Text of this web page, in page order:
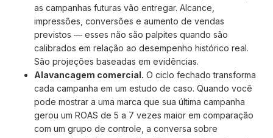
as campanhas futuras vão entregar. Alcance,
impressões, conversões e aumento de vendas
previstos — esses não são palpites quando são
calibrados em relação ao desempenho histórico real.
São projeções baseadas em evidências.
Alavancagem comercial. O ciclo fechado transforma
cada campanha em um estudo de caso. Quando você
pode mostrar a uma marca que sua última campanha
gerou um ROAS de 5 a 7 vezes maior em comparação
com um grupo de controle, a conversa sobre